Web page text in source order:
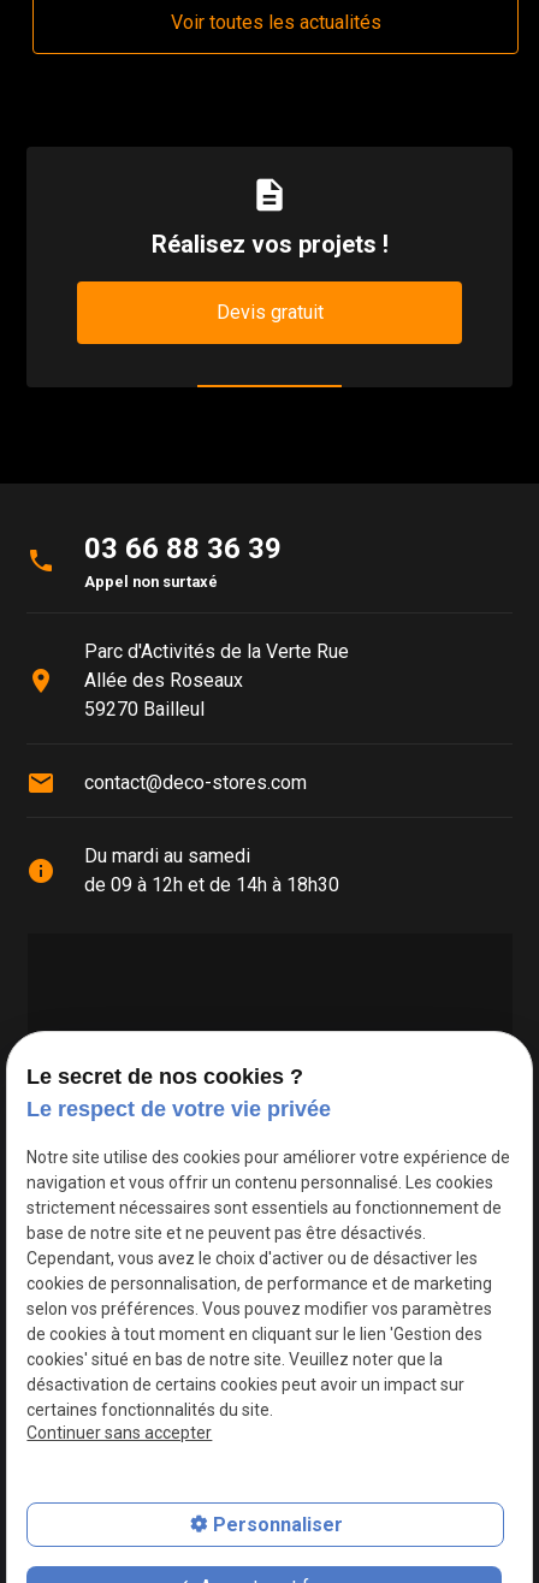
Voir toutes les actualités
description
Réalisez vos projets !
Devis gratuit
phone 03 66 88 36 39
Appel non surtaxé
place
Parc d'Activités de la Verte Rue
Allée des Roseaux
59270 Bailleul
mail contact@deco-stores.com
info
Du mardi au samedi
de 09 à 12h et de 14h à 18h30
Google Maps Search API est désactivé.
Plan du site
Mentions légales
Le secret de nos cookies ?
Le respect de votre vie privée
Notre site utilise des cookies pour améliorer votre expérience de
navigation et vous offrir un contenu personnalisé. Les cookies
strictement nécessaires sont essentiels au fonctionnement de
base de notre site et ne peuvent pas être désactivés.
Cependant, vous avez le choix d'activer ou de désactiver les
cookies de personnalisation, de performance et de marketing
selon vos préférences. Vous pouvez modifier vos paramètres
de cookies à tout moment en cliquant sur le lien 'Gestion des
cookies' situé en bas de notre site. Veuillez noter que la
désactivation de certains cookies peut avoir un impact sur
certaines fonctionnalités du site.
Continuer sans accepter
Personnaliser